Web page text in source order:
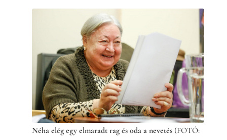
Néha elég egy elmaradt rag és oda a nevetés (FOTÓ: